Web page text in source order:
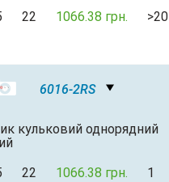
22 1066.38 грн. >20
6016-2RS
кульковий однорядний
22 1066.38 грн. 1